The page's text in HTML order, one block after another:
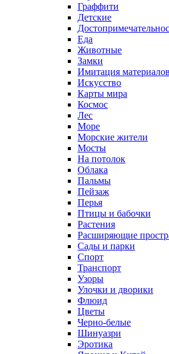
Граффити
Детские
Еда
Животные
Замки
Имитация материалов
Искусство
Карты мира
Космос
Лес
Море
Морские жители
Мосты
На потолок
Облака
Пальмы
Пейзаж
Перья
Птицы и бабочки
Растения
Расширяющие
Сады и парки
Спорт
Транспорт
Узоры
Улочки и дворики
Флюид
Цветы
Черно-белые
Шинуазри
Эротика